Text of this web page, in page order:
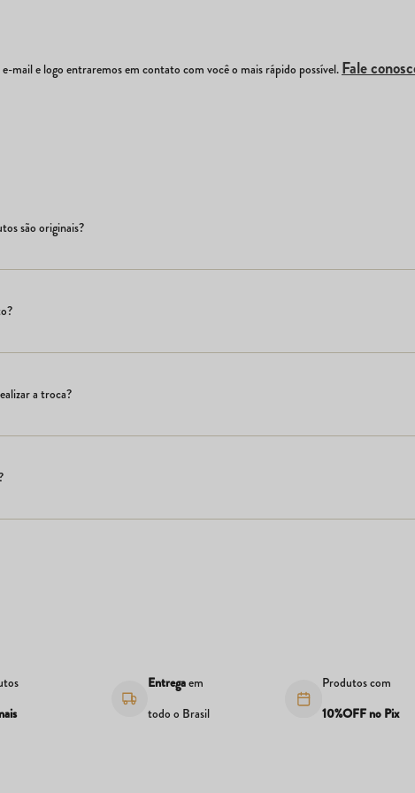
mail e logo entraremos em contato com você o mais rápido possível.Fale
são originais?
a troca?
Entregaem
todo o Brasil
Produtos com
10%OFF no Pix